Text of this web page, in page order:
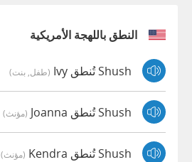
النطق باللهجة الأمريكية
Shush تُنطق Ivy (طفل, بنت)
Shush تُنطق Joanna (مؤنث)
Shush تُنطق Kendra (مؤنث)